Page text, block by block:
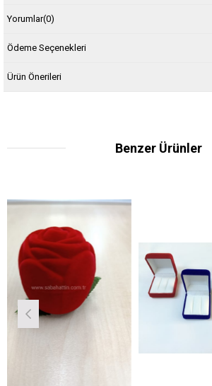
Yorumlar(0)
Ödeme Seçenekleri
Ürün Önerileri
Benzer Ürünler